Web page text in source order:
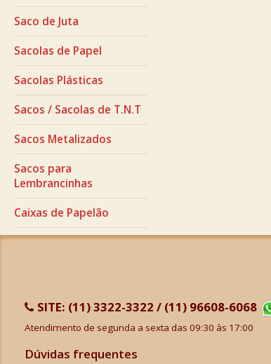
Saco de Juta
Sacolas de Papel
Sacolas Plásticas
Sacos / Sacolas de T.N.T
Sacos Metalizados
Sacos para
Lembrancinhas
Caixas de Papelão
SITE: (11) 3322-3322 / (11) 96608-6068
Atendimento de segunda a sexta das 09:30 às 17:00
Dúvidas frequentes